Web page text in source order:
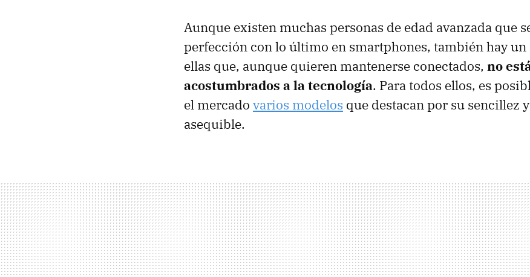
Aunque existen muchas personas de edad avanzada que
perfección con lo último en smartphones, también hay
ellas que, aunque quieren mantenerse conectados, no
acostumbrados a la tecnología. Para todos ellos, es
el mercado varios modelos que destacan por su sencillez
asequible.